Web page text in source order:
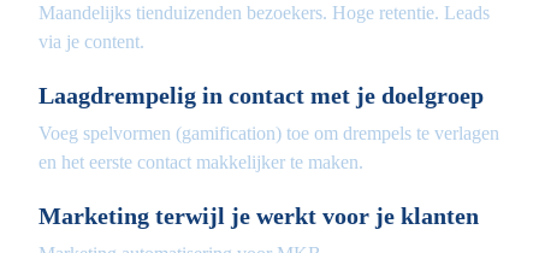
Maandelijks tienduizenden bezoekers. Hoge retentie. Leads
via je content.
Laagdrempelig in contact met je doelgroep
Voeg spelvormen (gamification) toe om drempels te verlagen
en het eerste contact makkelijker te maken.
Marketing terwijl je werkt voor je klanten